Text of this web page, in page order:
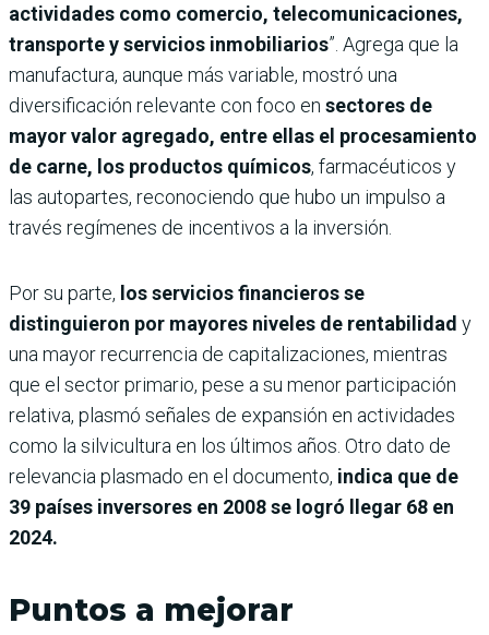
actividades como comercio, telecomunicaciones,
transporte y servicios inmobiliarios”. Agrega que la
manufactura, aunque más variable, mostró una
diversificación relevante con foco en sectores de
mayor valor agregado, entre ellas el procesamiento
de carne, los productos químicos, farmacéuticos y
las autopartes, reconociendo que hubo un impulso a
través regímenes de incentivos a la inversión.
Por su parte, los servicios financieros se
distinguieron por mayores niveles de rentabilidad y
una mayor recurrencia de capitalizaciones, mientras
que el sector primario, pese a su menor participación
relativa, plasmó señales de expansión en actividades
como la silvicultura en los últimos años. Otro dato de
relevancia plasmado en el documento, indica que de
39 países inversores en 2008 se logró llegar 68 en
2024.
Puntos a mejorar